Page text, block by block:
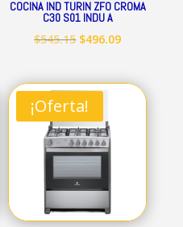
COCINA IND TURIN ZFO CROMA
C30 S01 INDU A
$545.15 El
original
era:
$545.15.
$496.09El
actual
¡Oferta!